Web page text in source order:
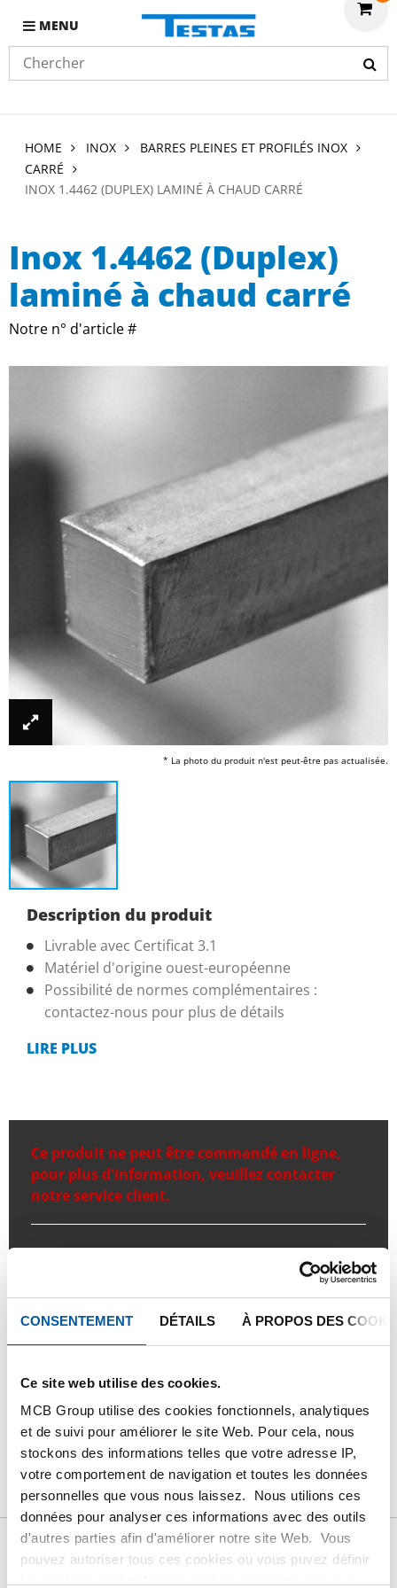
CONSENTEMENT DÉTAILS À PROPOS DES
Ce site web utilise des cookies.
MCB Group utilise des cookies fonctionnels, analytiques
et de suivi pour améliorer le site Web. Pour cela, nous
stockons des informations telles que votre adresse IP,
votre comportement de navigation et toutes les données
personnelles que vous nous laissez. Nous utilions ces
données pour analyser ces informations avec des outils
d'autres parties afin d'améliorer notre site Web. Vous
pouvez autoriser tous ces cookies ou vous puvez définir
MENU
HOME INOX
BARRES PLEINES ET PROFILÉS INOX
CARRÉ
INOX 1.4462 (DUPLEX) LAMINÉ À CHAUD CARRÉ
Inox 1.4462 (Duplex)
laminé à chaud carré
Notre n° d'article #
* La photo du produit n'est peut-être pas actualisée.
Description du produit
Livrable avec Certificat 3.1
Matériel d'origine ouest-européenne
Possibilité de normes complémentaires :
contactez-nous pour plus de détails
LIRE PLUS
Ce produit ne peut être commandé en ligne,
pour plus d'information, veuillez contacter
notre service client.
Commandez avec vos propres numéros d’articles
Suivez votre commande avec Track&Trace
PRODUIT
DESCRIPTION DU PRODUIT
LISTE DE PRIX BRUT
TÉLÉCHARGEMENTS
CARACTÉRISTIQUES
Liste de prix bruts: Inox